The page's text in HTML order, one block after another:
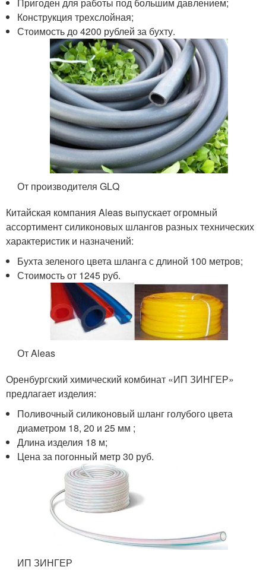
Конструкция трехслойная;
Стоимость до 4200 рублей за бухту.
От производителя GLQ
Китайская компания Aleas выпускает огромный
ассортимент силиконовых шлангов разных технических
характеристик и назначений:
Бухта зеленого цвета шланга с длиной 100 метров;
Стоимость от 1245 руб.
От Aleas
Оренбургский химический комбинат «ИП ЗИНГЕР»
предлагает изделия:
Поливочный силиконовый шланг голубого цвета
диаметром 18, 20 и 25 мм ;
Длина изделия 18 м;
Цена за погонный метр 30 руб.
ИП ЗИНГЕР